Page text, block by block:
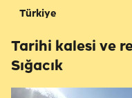
Türkiye
Tarihi kalesi ve
Sığacık